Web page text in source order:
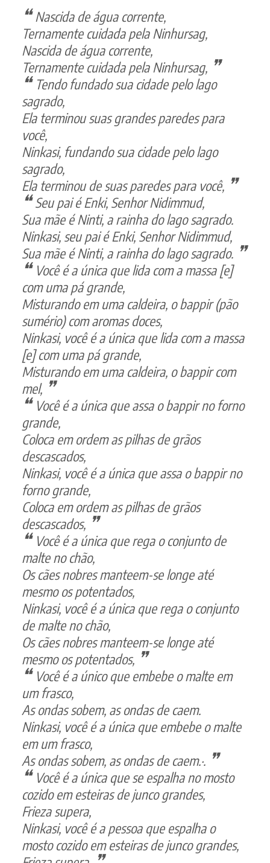
Nascida de água corrente,
Ternamente cuidada pela Ninhursag,
Nascida de água corrente,
Ternamente cuidada pela Ninhursag,
Tendo fundado sua cidade pelo lago
sagrado,
Ela terminou suas grandes paredes para
você,
Ninkasi, fundando sua cidade pelo lago
sagrado,
Ela terminou de suas paredes para você,
Seu pai é Enki, Senhor Nidimmud,
Sua mãe é Ninti, a rainha do lago sagrado.
Ninkasi, seu pai é Enki, Senhor Nidimmud,
Sua mãe é Ninti, a rainha do lago sagrado.
Você é a única que lida com a massa [e]
com uma pá grande,
Misturando em uma caldeira, o bappir (pão
sumério) com aromas doces,
Ninkasi, você é a única que lida com a massa
[e] com uma pá grande,
Misturando em uma caldeira, o bappir com
mel,
Você é a única que assa o bappir no forno
grande,
Coloca em ordem as pilhas de grãos
descascados,
Ninkasi, você é a única que assa o bappir no
forno grande,
Coloca em ordem as pilhas de grãos
descascados,
Você é a única que rega o conjunto de
malte no chão,
Os cães nobres manteem-se longe até
mesmo os potentados,
Ninkasi, você é a única que rega o conjunto
de malte no chão,
Os cães nobres manteem-se longe até
mesmo os potentados,
Você é a único que embebe o malte em
um frasco,
As ondas sobem, as ondas de caem.
Ninkasi, você é a única que embebe o malte
em um frasco,
As ondas sobem, as ondas de caem.·.
Você é a única que se espalha no mosto
cozido em esteiras de junco grandes,
Frieza supera,
Ninkasi, você é a pessoa que espalha o
mosto cozido em esteiras de junco grandes,